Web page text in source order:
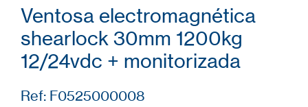
Ventosa electromagnética
shearlock 30mm 1200kg
12/24vdc + monitorizada
Ref: F0525000008